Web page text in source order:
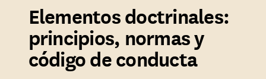
Elementos doctrinales:
principios, normas y
código de conducta